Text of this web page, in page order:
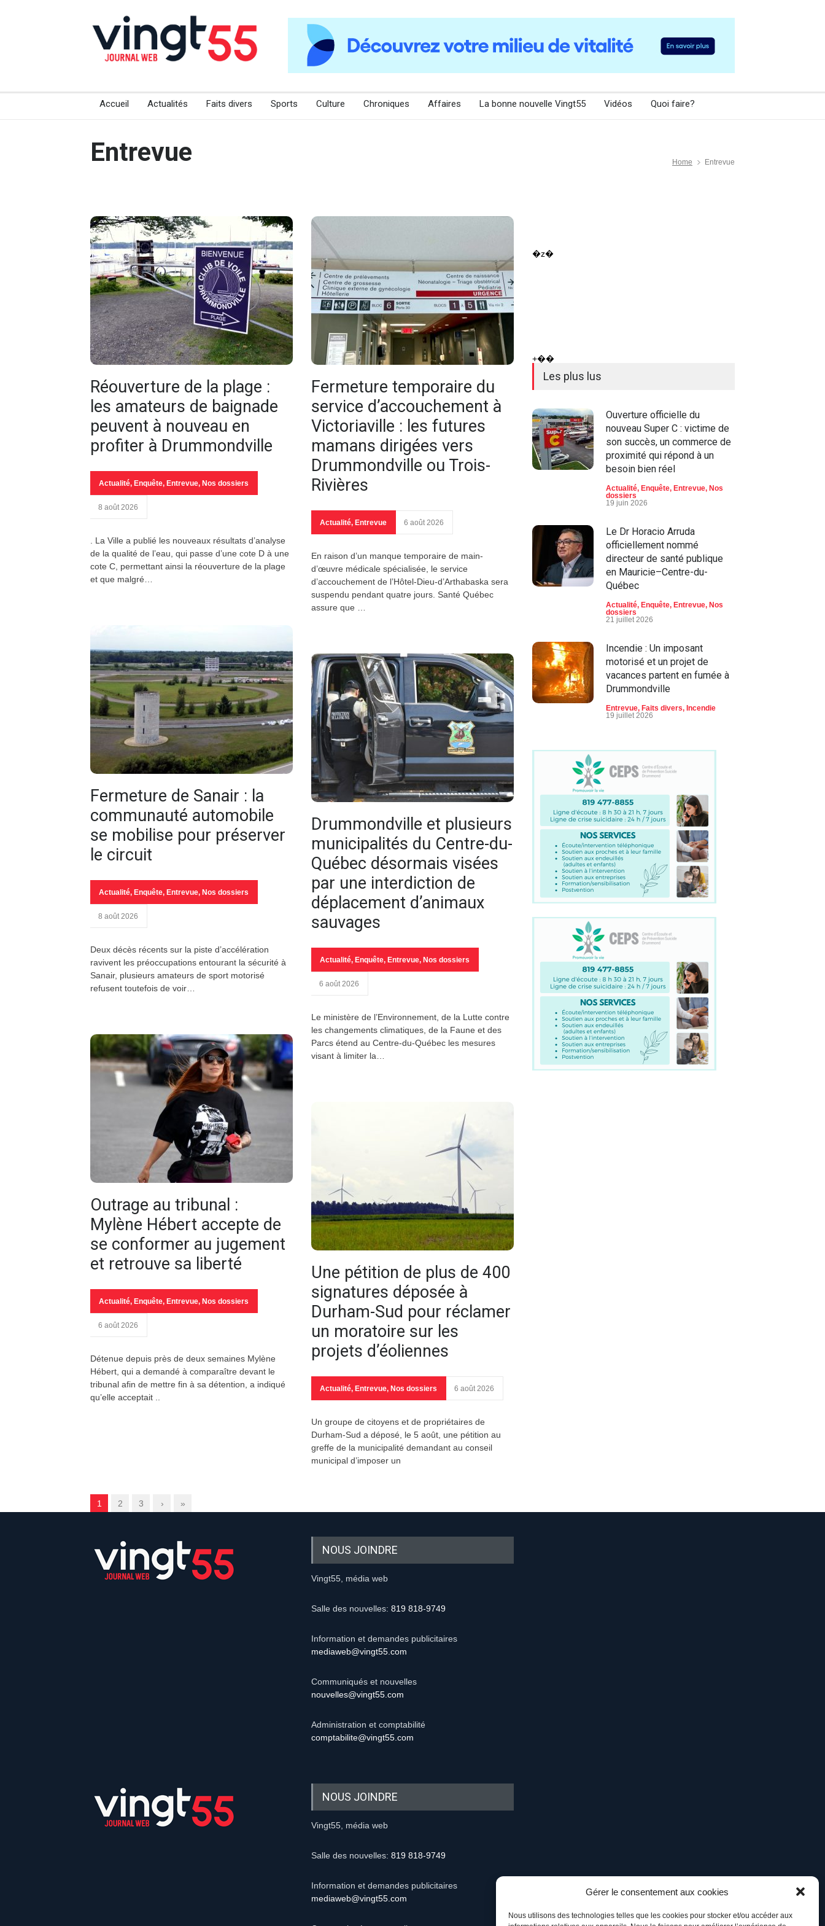
Gérer le consentement aux cookies
Nous utilisons des technologies telles que les cookies pour stocker et/ou accéder aux
Accueil Actualités Faits divers Sports Culture Chroniques Affaires La bonne nouvelle Vingt55 Vidéos Quoi faire?
Entrevue Home Entrevue
Réouverture de la plage :
les amateurs de baignade
peuvent à nouveau en
profiter à Drummondville
Actualité, Enquête, Entrevue, Nos dossiers
8 août 2026
. La Ville a publié les nouveaux résultats d’analyse
de la qualité de l’eau, qui passe d’une cote D à une
cote C, permettant ainsi la réouverture de la plage
et que malgré…
Fermeture de Sanair : la
communauté automobile
se mobilise pour préserver
le circuit
Actualité, Enquête, Entrevue, Nos dossiers
8 août 2026
Deux décès récents sur la piste d’accélération
ravivent les préoccupations entourant la sécurité à
Sanair, plusieurs amateurs de sport motorisé
refusent toutefois de voir…
Outrage au tribunal :
Mylène Hébert accepte de
se conformer au jugement
et retrouve sa liberté
Actualité, Enquête, Entrevue, Nos dossiers
6 août 2026
Détenue depuis près de deux semaines Mylène
Hébert, qui a demandé à comparaître devant le
tribunal afin de mettre fin à sa détention, a indiqué
qu’elle acceptait ..
Fermeture temporaire du
service d’accouchement à
Victoriaville : les futures
mamans dirigées vers
Drummondville ou Trois-
Rivières
Actualité, Entrevue 6 août 2026
En raison d’un manque temporaire de main-
d’œuvre médicale spécialisée, le service
d’accouchement de l’Hôtel-Dieu-d’Arthabaska sera
suspendu pendant quatre jours. Santé Québec
assure que …
Drummondville et plusieurs
municipalités du Centre-du-
Québec désormais visées
par une interdiction de
déplacement d’animaux
sauvages
Actualité, Enquête, Entrevue, Nos dossiers
6 août 2026
Le ministère de l’Environnement, de la Lutte contre
les changements climatiques, de la Faune et des
Parcs étend au Centre-du-Québec les mesures
visant à limiter la…
Une pétition de plus de 400
signatures déposée à
Durham-Sud pour réclamer
un moratoire sur les
projets d’éoliennes
Actualité, Entrevue, Nos dossiers 6 août 2026
Un groupe de citoyens et de propriétaires de
Durham-Sud a déposé, le 5 août, une pétition au
greffe de la municipalité demandant au conseil
municipal d’imposer un
1 2 3 › »
�z�
+��
Les plus lus
Ouverture officielle du
nouveau Super C : victime de
son succès, un commerce de
proximité qui répond à un
besoin bien réel
Actualité, Enquête, Entrevue, Nos
dossiers
19 juin 2026
Le Dr Horacio Arruda
officiellement nommé
directeur de santé publique
en Mauricie–Centre-du-
Québec
Actualité, Enquête, Entrevue, Nos
dossiers
21 juillet 2026
Incendie : Un imposant
motorisé et un projet de
vacances partent en fumée à
Drummondville
Entrevue, Faits divers, Incendie
19 juillet 2026
important déploiement
Actualité Entrevue
dossiers
23 juin 2026
Feu de véhicule : un projet de
vacances s'enflamme sur
l'autoroute 20
Enquête Entrevue,
dossiers
NOUS JOINDRE
Vingt55, média web
Salle des nouvelles: 819 818-9749
Information et demandes publicitaires
mediaweb@vingt55.com
Communiqués et nouvelles
nouvelles@vingt55.com
Administration et comptabilité
comptabilite@vingt55.com
NOUS JOINDRE
Vingt55, média web
Salle des nouvelles: 819 818-9749
Information et demandes publicitaires
mediaweb@vingt55.com